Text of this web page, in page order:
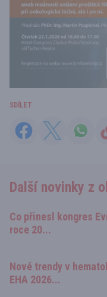
SDÍLET
Další novinky z
Co přinesl kongres
roce 20...
Nové trendy v
EHA 2026...